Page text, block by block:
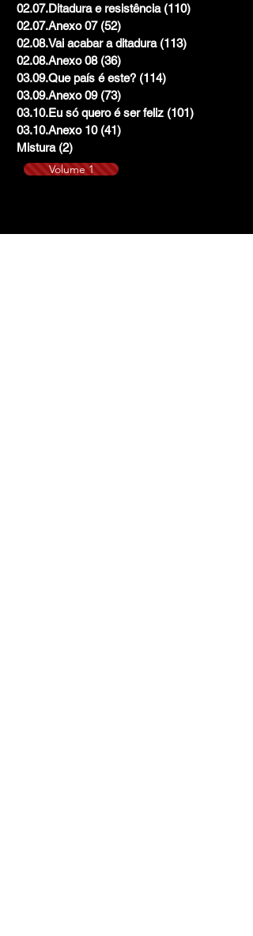
02.07.Ditadura e resistência (110)
02.07.Anexo 07 (52)
02.08.Vai acabar a ditadura (113)
02.08.Anexo 08 (36)
03.09.Que país é este? (114)
03.09.Anexo 09 (73)
03.10.Eu só quero é ser feliz (101)
03.10.Anexo 10 (41)
Mistura (2)
Volume 1